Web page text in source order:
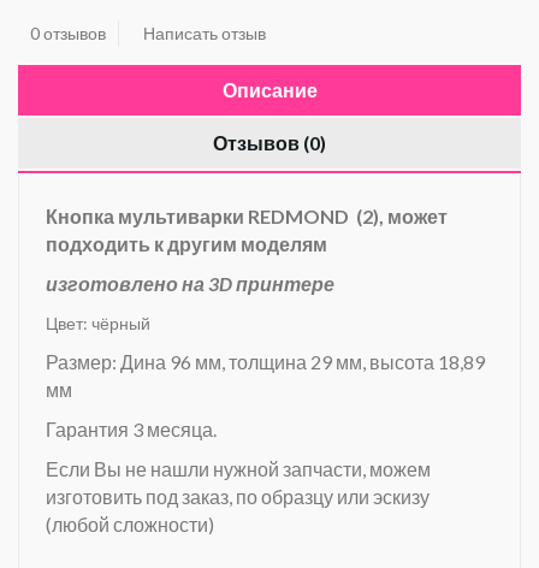
0 отзывов Написать отзыв
Описание
Отзывов (0)
Кнопка мультиварки REDMOND (2), может
подходить к другим моделям
изготовлено на 3D принтере
Цвет: чёрный
Размер: Дина 96 мм, толщина 29 мм, высота 18,89
мм
Гарантия 3 месяца.
Если Вы не нашли нужной запчасти, можем
изготовить под заказ, по образцу или эскизу
(любой сложности)